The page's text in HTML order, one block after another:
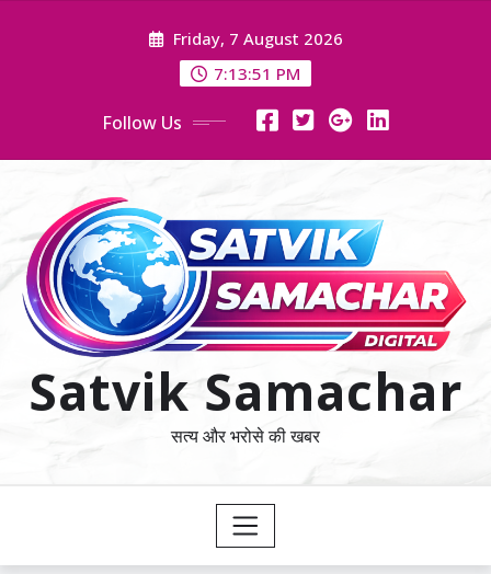
Friday, 7 August 2026
7:13:52 PM
Follow Us
Satvik Samachar
सत्य और भरोसे की खबर